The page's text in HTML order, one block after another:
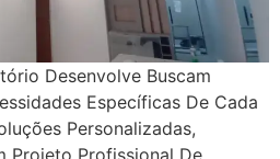
Desenvolve Buscam
Específicas De Cada
Personalizadas,